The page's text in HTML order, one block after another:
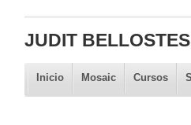
JUDIT BELLOSTES
Inicio Mosaic Cursos